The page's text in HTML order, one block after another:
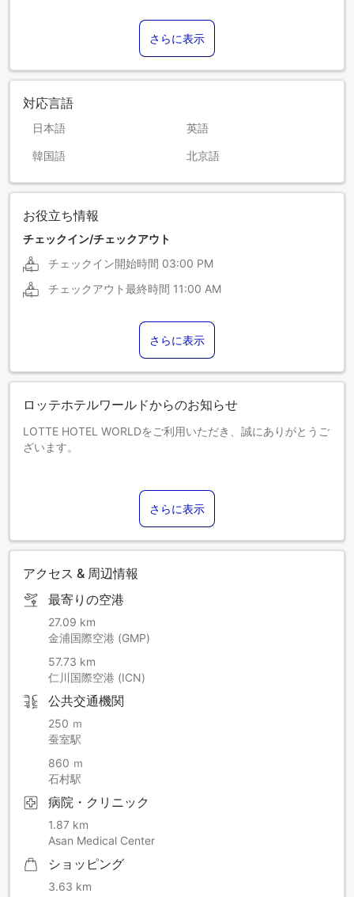
さらに表示
対応言語
日本語 英語
韓国語 北京語
お役立ち情報
チェックイン/チェックアウト
チェックイン開始時間 03:00 PM
チェックアウト最終時間 11:00 AM
さらに表示
ロッテホテルワールドからのお知らせ
LOTTE HOTEL WORLDをご利用いただき、誠にありがとうご
ざいます。
チェックイン 15:00／チェックアウト 11:00
【特別なリクエストおよびデラックスダブルソファベッド】
お客様がご予約時に選択されたお部屋のベッドタイプをご用
ん。
ルームご予約後にツインベッドをご希望など。チェックイン
時にご相談いただけますが、当日の状況や追加料金によりご
希望に添えない場合や変更となる場合がございます。特別な
デラックスダブルソファベッドルームのソファベッドは展開
した状態でご用意しております。基本設定の変更はできませ
［クラブラウンジのご案内］
▶ 全年齢のお客様がご利用いただけます（アルコール提供時
間帯は大人の同伴が必要です）。
▶ これらの特典はクラブルームをご予約のお客様のみ対象で
▶ アフタヌーンティーはチェックイン当日のみご利用いただ
けます。
1. 朝食：月曜～金曜 7:00～10:00／土曜・日曜 7:00～10:30
2. アフタヌーンティー：14:00～16:00
さらに表示
アクセス & 周辺情報
最寄りの空港
27.09 km
金浦国際空港 (GMP)
57.73 km
仁川国際空港 (ICN)
公共交通機関
250 ｍ
蚕室駅
860 ｍ
石村駅
病院・クリニック
1.87 km
Asan Medical Center
ショッピング
3.63 km